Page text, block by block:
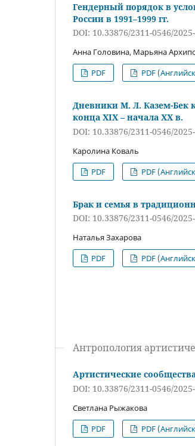
Гендерный порядок в
России в 1991–1999 гг.
DOI: 10.33876/2311-0546/
Анна Головина, Марьяна
PDF
PDF
Дневники М. Л. Казем-Бек
конца XIX – начала XX в.
DOI: 10.33876/2311-0546/
Каролина Коваль
PDF
PDF
Брак и семья в
DOI: 10.33876/2311-0546/
Наталья Захарова
PDF
PDF
Антропология
Артистические
DOI: 10.33876/2311-0546/
Светлана Рыжакова
PDF
PDF